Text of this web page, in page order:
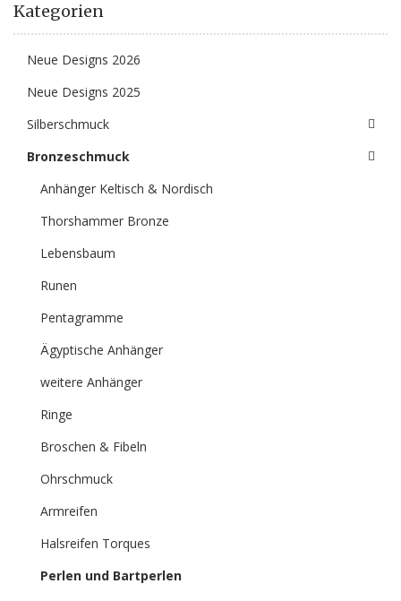
Kategorien
Neue Designs 2026
Neue Designs 2025
Silberschmuck
Bronzeschmuck
Anhänger Keltisch & Nordisch
Thorshammer Bronze
Lebensbaum
Runen
Pentagramme
Ägyptische Anhänger
weitere Anhänger
Ringe
Broschen & Fibeln
Ohrschmuck
Armreifen
Halsreifen Torques
Perlen und Bartperlen